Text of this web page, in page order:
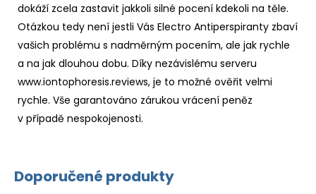
dokáží zcela zastavit jakkoli silné pocení kdekoli na těle.
Otázkou tedy není jestli Vás Electro Antiperspiranty zbaví
vašich problému s nadměrným pocením, ale jak rychle
a na jak dlouhou dobu. Díky nezávislému serveru
www.iontophoresis.reviews, je to možné ověřit velmi
rychle. Vše garantováno zárukou vrácení peněz
v případě nespokojenosti.
Doporučené produkty